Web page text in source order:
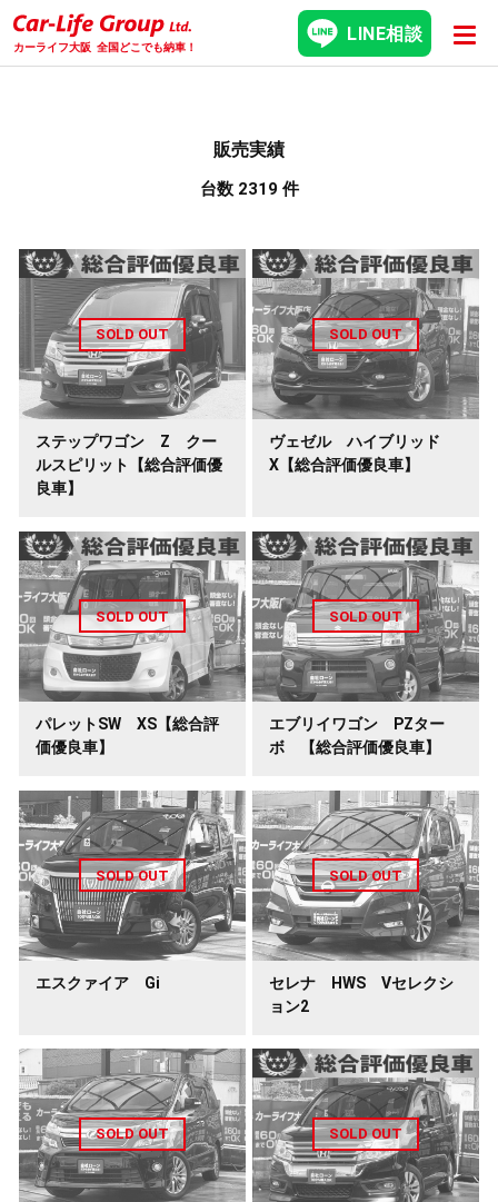
カーライフ大阪 全国どこでも納車！
LINE相談
販売実績
台数 2319 件
ステップワゴン Z クー
ルスピリット【総合評価優
良車】
ヴェゼル ハイブリッド
X【総合評価優良車】
パレットSW XS【総合評
価優良車】
エブリイワゴン PZター
ボ 【総合評価優良車】
エスクァイア Gi
セレナ HWS Vセレクシ
ョン2